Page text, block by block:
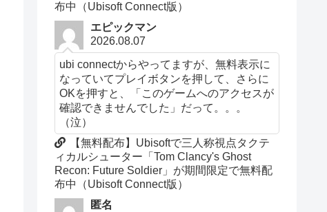
布中（Ubisoft Connect版）
エピックマン
2026.08.07
ubi connectからやってますが、無料表示に
なっていてプレイボタンを押して、さらに
OKを押すと、「このゲームへのアクセスが
確認できませんでした」だって。。。
（泣）
【無料配布】Ubisoftで三人称視点タクテ
ィカルシューター「Tom Clancy's Ghost
Recon: Future Soldier」が期間限定で無料配
布中（Ubisoft Connect版）
匿名